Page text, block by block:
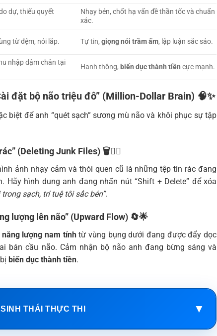
dự, thiếu quyết
Nhạy bén, chốt hạ vấn đề thần tốc và chuẩn
xác.
từ đệm, nói lắp. Tự tin,giọng nói trầm ấm, lập luận sắc sảo.
nhập dậm chân tại
Hanh thông, biến dục thành tiền cực mạnh.
đặt bộ não triệu đô” (Million-Dollar Brain) 🧠✨
biệt để anh “quét sạch” sương mù não và khôi phục sự tập
(Deleting Junk Files) 🗑️🧘‍♂️
ảnh nhạy cảm và thói quen cũ là những tệp tin rác đang
Hãy hình dung anh đang nhấn nút “Shift + Delete” để xóa
trong sạch, trí tuệ tôi sắc bén”.
lượng lên não” (Upward Flow) 🔄🌟
năng lượng nam tínhtừ vùng bụng dưới đang được đẩy dọc
bán cầu não. Cảm nhận bộ não anh đang bừng sáng và
biến dục thành tiền.
THÁI THỰC THI ▼